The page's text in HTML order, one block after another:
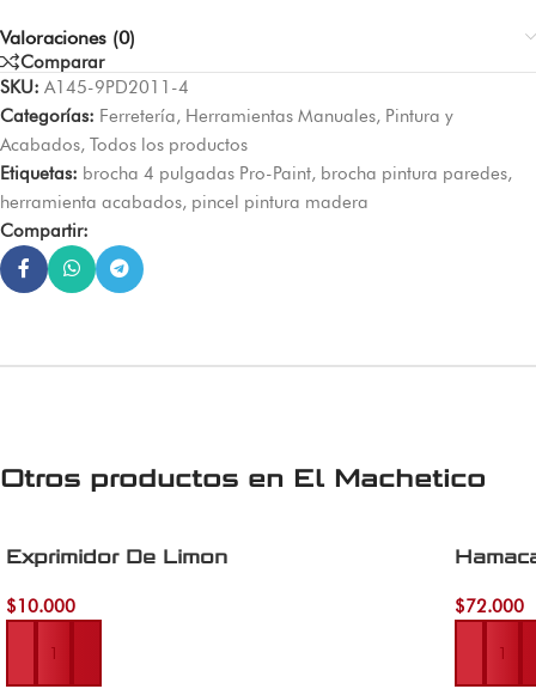
Valoraciones (0)
Comparar
SKU: A145-9PD2011-4
Categorías: Ferretería, Herramientas Manuales, Pintura y
Acabados, Todos los productos
Etiquetas: brocha 4 pulgadas Pro-Paint, brocha pintura paredes,
herramienta acabados, pincel pintura madera
Compartir:
Otros productos en El Machetico
Exprimidor De Limon
$10.000
Añadir al carrito
$72.000
Añadir al